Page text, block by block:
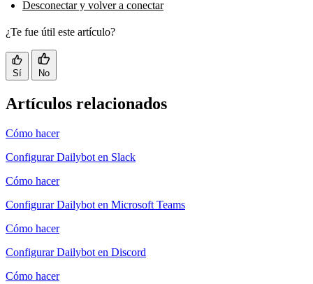
Desconectar y volver a conectar
¿Te fue útil este artículo?
Sí No
Artículos relacionados
Cómo hacer
Configurar Dailybot en Slack
Cómo hacer
Configurar Dailybot en Microsoft Teams
Cómo hacer
Configurar Dailybot en Discord
Cómo hacer